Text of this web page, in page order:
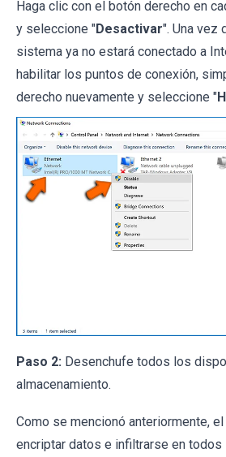
Haga clic con el botón derecho en
y seleccione "Desactivar". Una vez
sistema ya no estará conectado a
habilitar los puntos de conexión,
derecho nuevamente y seleccione "
Paso 2: Desenchufe todos los
almacenamiento.
Como se mencionó anteriormente,
encriptar datos e infiltrarse en